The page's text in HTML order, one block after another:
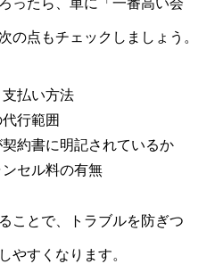
ったら、単に「一番高い会
の点もチェックしましょう。
払い方法
行範囲
約書に明記されているか
セル料の有無
ことで、トラブルを防ぎつ
やすくなります。